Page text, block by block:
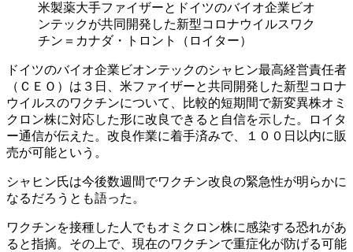
米製薬大手ファイザーとドイツのバイオ企業ビオ
ンテックが共同開発した新型コロナウイルスワク
チン＝カナダ・トロント（ロイター）
ドイツのバイオ企業ビオンテックのシャヒン最高経営責任者
（ＣＥＯ）は３日、米ファイザーと共同開発した新型コロナ
ウイルスのワクチンについて、比較的短期間で新変異株オミ
クロン株に対応した形に改良できると自信を示した。ロイタ
ー通信が伝えた。改良作業に着手済みで、１００日以内に販
売が可能という。
シャヒン氏は今後数週間でワクチン改良の緊急性が明らかに
なるだろうとも語った。
ワクチンを接種した人でもオミクロン株に感染する恐れがあ
ると指摘。その上で、現在のワクチンで重症化が防げる可能